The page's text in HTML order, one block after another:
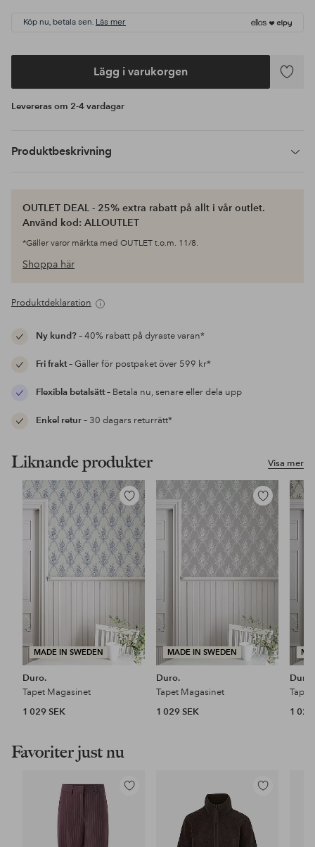
Köp nu, betala sen. Läs mer
Lägg i varukorgen
Lägg
Levereras om 2-4 vardagar
Produktbeskrivning
OUTLET DEAL - 25% extra rabatt på allt i vår outlet.
Använd kod: ALLOUTLET
*Gäller varor märkta med OUTLET t.o.m. 11/8.
Shoppa här
Produktdeklaration
Ny kund?– 40% rabatt på dyraste varan*
Fri frakt– Gäller för postpaket över 599 kr*
Flexibla betalsätt– Betala nu, senare eller dela upp
Enkel retur– 30 dagars returrätt*
Visa mer
Liknande produkter
MADE IN SWEDEN
Lägg
till
i
favoriter
Duro.
Tapet Magasinet
1 029 SEK
MADE IN SWEDEN
Lägg
till
i
favoriter
Duro.
Tapet Magasinet
1 029 SEK
Duro.
1 029
Favoriter just nu
Lägg
Lägg
favoriter